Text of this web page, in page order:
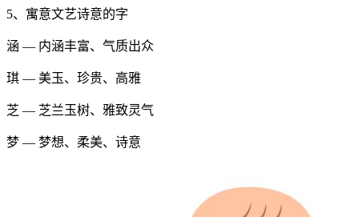
5、寓意文艺诗意的字
涵 — 内涵丰富、气质出众
琪 — 美玉、珍贵、高雅
芝 — 芝兰玉树、雅致灵气
梦 — 梦想、柔美、诗意